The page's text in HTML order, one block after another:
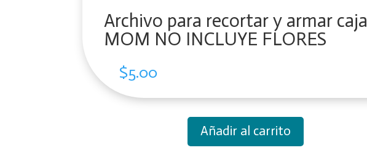
Archivo para recortar y armar caja
MOM NO INCLUYE FLORES
$5.00
ArchivoAñadir al carrito